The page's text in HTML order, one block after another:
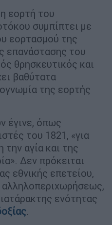
εορτή του
συμπίπτει με
εορτασμού της
επανάστασης του
θρησκευτικός και
βαθύτατα
της εορτής
έγινε, όπως
του 1821, «για
την αγία και της
Δεν πρόκειται
εθνικής επετείου,
ενότητας
.